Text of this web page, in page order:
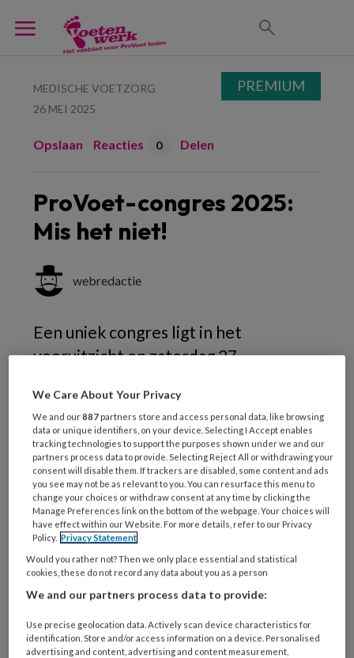
MEDISCHE VOETZORG
26 MEI 2025
Opslaan Reacties 0 Delen
ProVoet-congres 2025:
Mis het niet!
webredactie
Een uniek congres ligt in het
vooruitzicht op zaterdag 27
Ede. We durven wel te zeggen dat je
hier zeker bij moet zijn. Voor dit
congres bundelden we veel
eigentijdse en interessante
onderwerpen tot een mooi, divers
programma. Voor jou als pedicure heel
interessant en je ontvangt er gelijk
ook een mooi aantal
accreditatiepunten mee.
Dagvoorzitter Karlien Bongers leidt je
door de dag heen.
PREMIUM
We Care About Your Privacy
We and our887 partners store and access personal data, like browsing
data or unique identifiers, on your device. Selecting I Accept enables
tracking technologies to support the purposes shown under we and our
partners process data to provide. Selecting Reject All or withdrawing your
consent will disable them. If trackers are disabled, some content and ads
you see may not be as relevant to you. You can resurface this menu to
change your choices or withdraw consent at any time by clicking the
Manage Preferences link on the bottom of the webpage. Your choices will
have effect within our Website. For more details, refer to our Privacy
Policy. Privacy Statement
Would you rather not? Then we only place essential and statistical
cookies, these do not record any data about you as a person
We and our partners process data to provide:
Use precise geolocation data. Actively scan device characteristics for
identification. Store and/or access information on a device. Personalised
advertising and content, advertising and content measurement,